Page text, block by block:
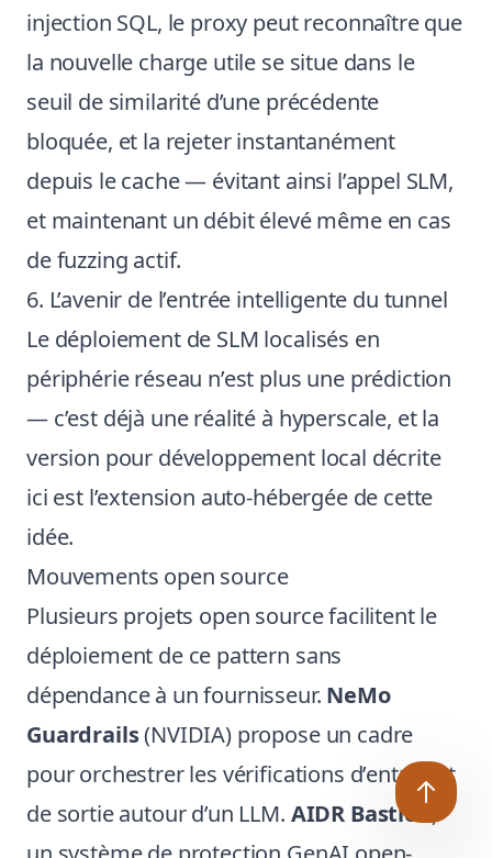
injection SQL, le proxy peut reconnaître que
la nouvelle charge utile se situe dans le
seuil de similarité d’une précédente
bloquée, et la rejeter instantanément
depuis le cache — évitant ainsi l’appel SLM,
et maintenant un débit élevé même en cas
de fuzzing actif.
6. L’avenir de l’entrée intelligente du tunnel
Le déploiement de SLM localisés en
périphérie réseau n’est plus une prédiction
— c’est déjà une réalité à hyperscale, et la
version pour développement local décrite
ici est l’extension auto-hébergée de cette
idée.
Mouvements open source
Plusieurs projets open source facilitent le
déploiement de ce pattern sans
dépendance à un fournisseur. NeMo
Guardrails(NVIDIA) propose un cadre
pour orchestrer les vérifications d’entrée et
de sortie autour d’un LLM. AIDR Bastion